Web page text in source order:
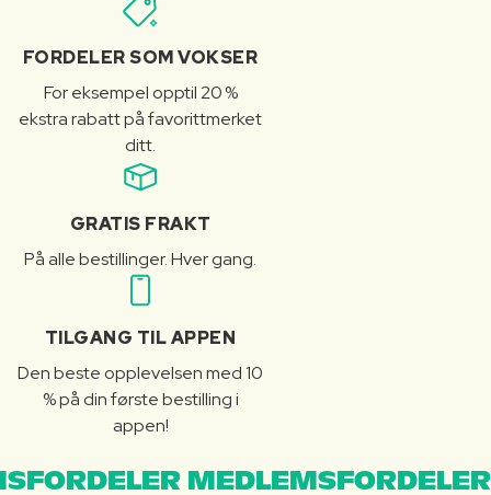
FORDELER SOM VOKSER
For eksempel opptil 20 %
ekstra rabatt på favorittmerket
ditt.
GRATIS FRAKT
På alle bestillinger. Hver gang.
TILGANG TIL APPEN
Den beste opplevelsen med 10
% på din første bestilling i
appen!